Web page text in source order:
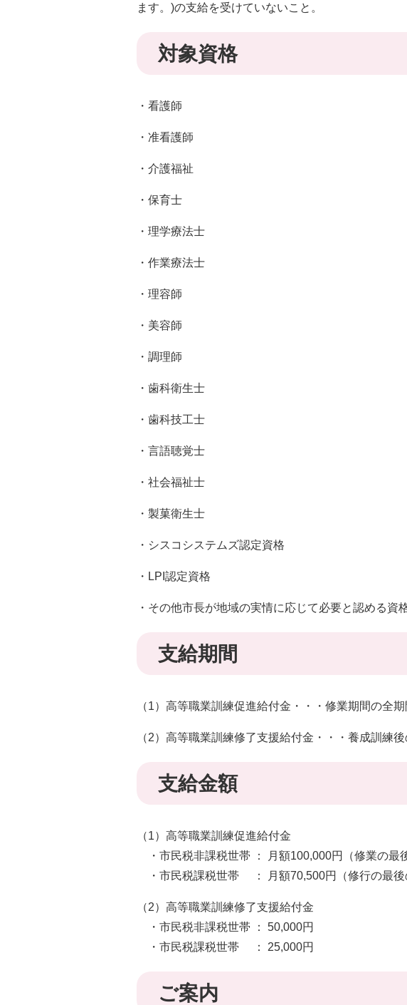
ます。)の支給を受けていないこと。
対象資格
・看護師
・准看護師
・介護福祉
・保育士
・理学療法士
・作業療法士
・理容師
・美容師
・調理師
・歯科衛生士
・歯科技工士
・言語聴覚士
・社会福祉士
・製菓衛生士
・シスコシステムズ認定資格
・LPI認定資格
・その他市長が地域の実情に応じて必要と認める資
支給期間
（1）高等職業訓練促進給付金・・・修業期間の全期
（2）高等職業訓練修了支援給付金・・・養成訓練
支給金額
（1）高等職業訓練促進給付金
・市民税非課税世帯 ： 月額100,000円（修業の最
・市民税課税世帯 ： 月額70,500円（修行の最後
（2）高等職業訓練修了支援給付金
・市民税非課税世帯 ： 50,000円
・市民税課税世帯 ： 25,000円
ご案内